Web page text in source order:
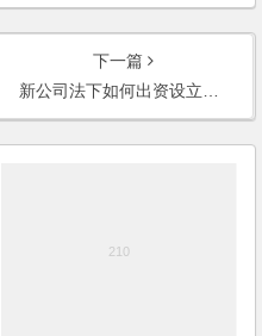
下一篇
新公司法下如何出资设立公司(2006)